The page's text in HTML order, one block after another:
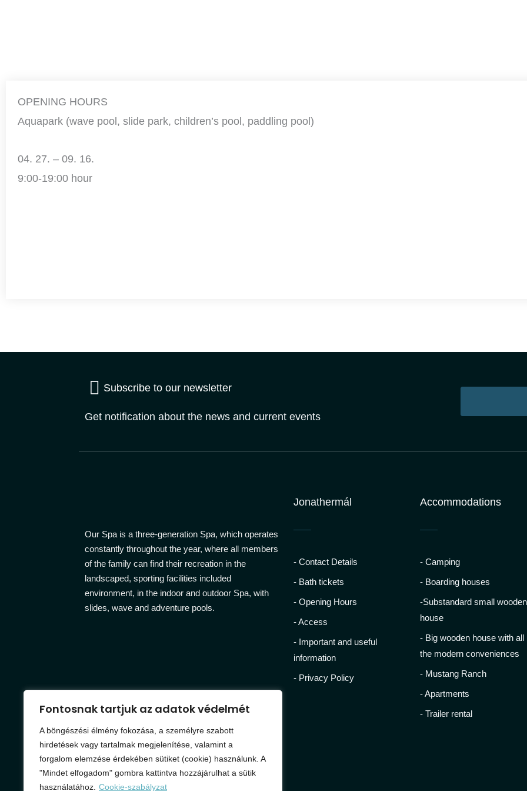
Fontosnak tartjuk az adatok védelmét
A böngészési élmény fokozása, a személyre szabott
hirdetések vagy tartalmak megjelenítése, valamint a
forgalom elemzése érdekében sütiket (cookie) használunk. A
"Mindet elfogadom" gombra kattintva hozzájárulhat a sütik
használatához. Cookie-szabályzat
OPENING HOURS
Aquapark (wave pool, slide park, children’s pool, paddling pool)
04. 27. – 09. 16.
9:00-19:00 hour
Subscribe to our newsletter
Get notification about the news and current events
Our Spa is a three-generation Spa, which operates
constantly throughout the year, where all members
of the family can find their recreation in the
landscaped, sporting facilities included
environment, in the indoor and outdoor Spa, with
slides, wave and adventure pools.
Jonathermál
- Contact Details
- Bath tickets
- Opening Hours
- Access
- Important and useful
information
- Privacy Policy
Accommodations
- Camping
- Boarding houses
-Substandard small wooden
house
- Big wooden house with all
the modern conveniences
- Mustang Ranch
- Apartments
- Trailer rental